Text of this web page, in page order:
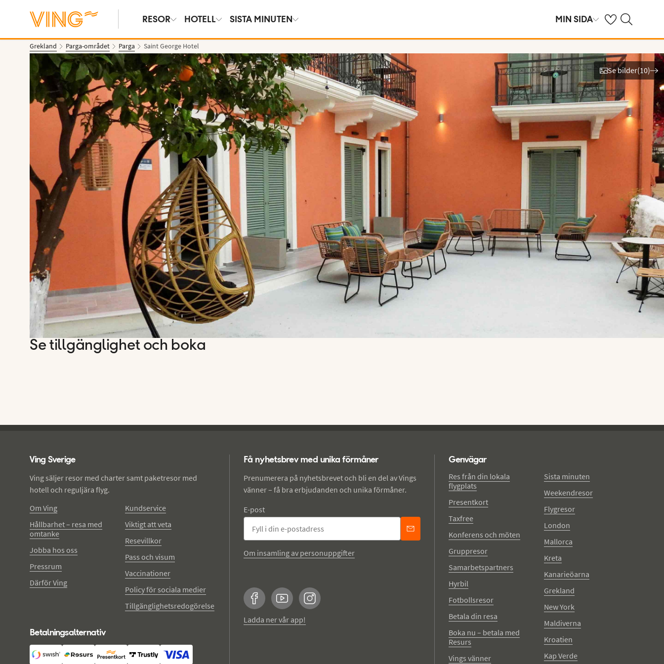
RESOR HOTELL SISTA MINUTEN MIN SIDA Se dina sparade
Sök på ving.se
Grekland Parga-området Parga Saint George Hotel
Se bilder
Se bilder(10)
Se tillgänglighet och boka
Ving Sverige
Ving säljer resor med charter samt paketresor med
hotell och reguljära flyg.
Om Ving
Hållbarhet – resa med
omtanke
Jobba hos oss
Pressrum
Därför Ving
Kundservice
Viktigt att veta
Resevillkor
Pass och visum
Vaccinationer
Policy för sociala medier
Tillgänglighetsredogörelse
Betalningsalternativ
Få nyhetsbrev med unika förmåner
Prenumerera på nyhetsbrevet och bli en del av Vings
vänner – få bra erbjudanden och unika förmåner.
E-post
Om insamling av personuppgifter
FacebookYouTubeInstagram
Ladda ner vår app!
Genvägar
Res från din lokala
flygplats
Presentkort
Taxfree
Konferens och möten
Gruppresor
Samarbetspartners
Hyrbil
Fotbollsresor
Betala din resa
Boka nu – betala med
Resurs
Vings vänner
Sista minuten
Weekendresor
Flygresor
London
Mallorca
Kreta
Kanarieöarna
Grekland
New York
Maldiverna
Kroatien
Kap Verde